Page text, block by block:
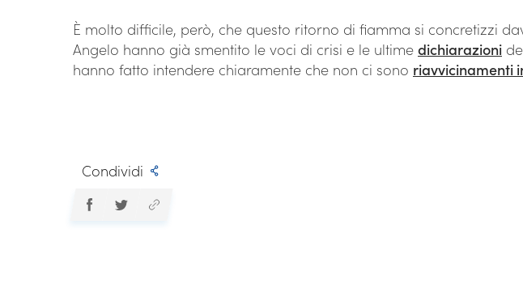
È molto difficile, però, che questo ritorno di fiamma si concretizzi
Angelo hanno già smentito le voci di crisi e le ultime dichiarazioni
hanno fatto intendere chiaramente che non ci sono riavvicinamenti
Condividi